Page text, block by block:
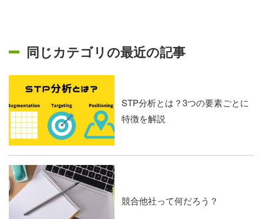
同じカテゴリの最近の記事
STP分析とは？3つの要素ごとに
特徴を解説
競合他社って何だろう？